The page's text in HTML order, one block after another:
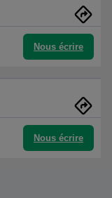
Nous écrire
Nous écrire